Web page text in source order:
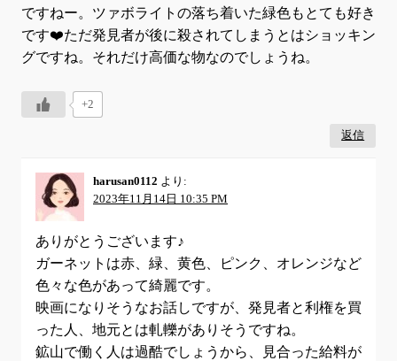
ですねー。ツァボライトの落ち着いた緑色もとても好き
です❤️ただ発見者が後に殺されてしまうとはショッキン
グですね。それだけ高価な物なのでしょうね。
+2
返信
harusan0112 より:
2023年11月14日 10:35 PM
ありがとうございます♪
ガーネットは赤、緑、黄色、ピンク、オレンジなど
色々な色があって綺麗です。
映画になりそうなお話しですが、発見者と利権を買
った人、地元とは軋轢がありそうですね。
鉱山で働く人は過酷でしょうから、見合った給料が